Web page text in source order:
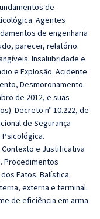
de
Agentes
de engenharia
parecer, relatório.
Insalubridade e
e Explosão. Acidente
Desmoronamento.
de 2012, e suas
Decreto nº 10.222, de
de Segurança
e Justificativa
Procedimentos
Fatos. Balística
externa e terminal.
de eficiência em arma